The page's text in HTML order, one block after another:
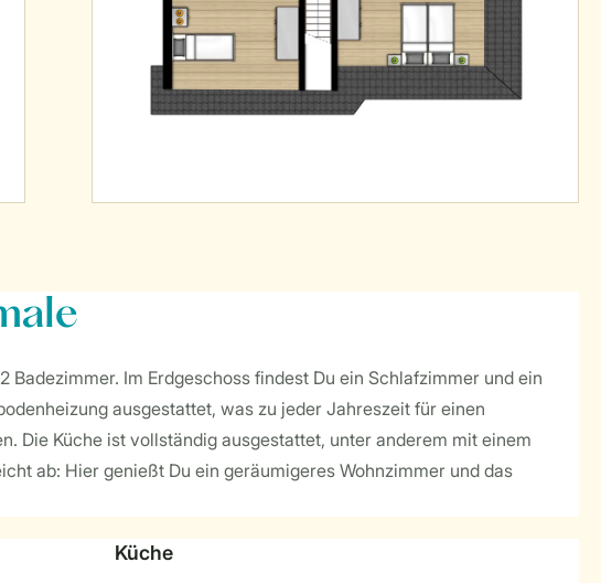
Im Erdgeschoss findest Du ein Schlafzimmer und ein
ausgestattet, was zu jeder Jahreszeit für einen
Die Küche ist vollständig ausgestattet, unter anderem mit einem
ab: Hier genießt Du ein geräumigeres Wohnzimmer und das
Küche